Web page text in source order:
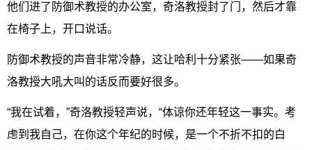
他们进了防御术教授的办公室，奇洛教授封了门，然后才靠
在椅子上，开口说话。
防御术教授的声音非常冷静，这让哈利十分紧张——如果奇
洛教授大吼大叫的话反而要好很多。
“我在试着，”奇洛教授轻声说，“体谅你还年轻这一事实。考
虑到我自己，在你这个年纪的时候，是一个不折不扣的白